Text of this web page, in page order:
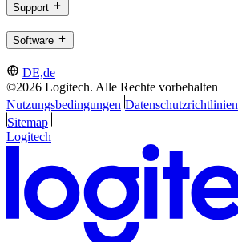
Support
Software
DE,de
©2026 Logitech. Alle Rechte vorbehalten
Nutzungsbedingungen Datenschutzrichtlinien
Sitemap
Logitech